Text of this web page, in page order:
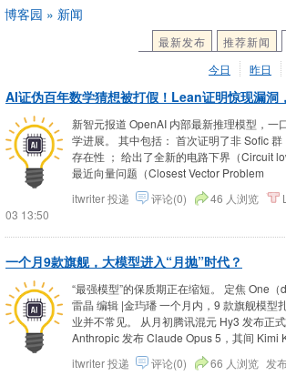
博客园 » 新闻
最新发布 推荐新闻
今日
昨日
AI证伪百年数学猜想被打假！Lean证明惊现漏洞
新智元报道 OpenAI 内部最新推理模型，一
学进展。 其中包括： 首次证明了非 Sofic
存在性 ； 给出了全新的电路下界（Circuit
最近向量问题（Closest Vector Problem
itwriter投递 评论(0) 46 人浏览
03 13:50
一个月9款旗舰，大模型进入“月抛”时代？
“最强模型”的保质期正在缩短。 定焦 One
雷晶 编辑 |金玙璠 一个月内，9 款旗舰模型
业并不常见。 从月初腾讯混元 Hy3 发布正
Anthropic 发布 Claude Opus 5，其间 Kimi
itwriter投递 评论(0) 66 人浏览 发